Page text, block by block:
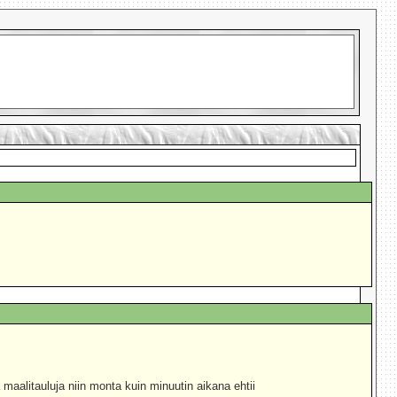
niin monta kuin minuutin aikana ehtii